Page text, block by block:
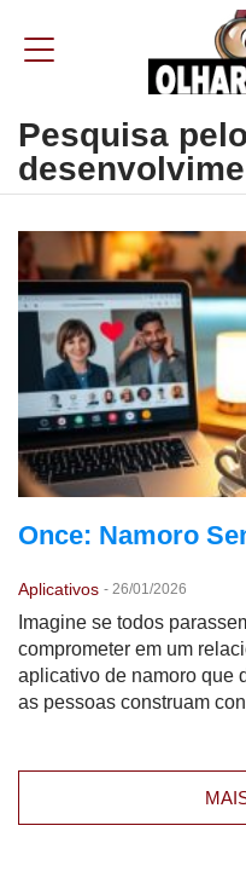
Pesquisa
Once: Namoro
Aplicativos - 26/01/2026
Imagine se todos
comprometer em um
aplicativo de namoro que
as pessoas construam